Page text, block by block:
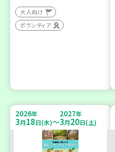
大人向け
ボランティア
2026年
3月18日(水)～
2027年
3月20日(土)